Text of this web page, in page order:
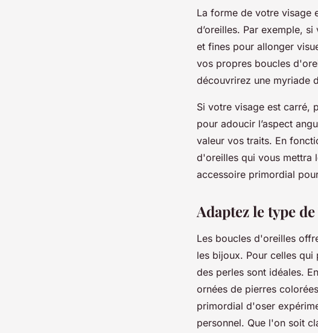
La forme de votre visage
d’oreilles. Par exemple,
et fines pour allonger
vos propres boucles
découvrirez une myriade
Si votre visage est carré,
pour adoucir l’aspect
valeur vos traits. En
d'oreilles qui vous mettra
accessoire primordial
Adaptez le type
Les boucles d'oreilles
les bijoux. Pour celles
des perles sont idéales.
ornées de pierres
primordial d'oser
personnel. Que l'on soit